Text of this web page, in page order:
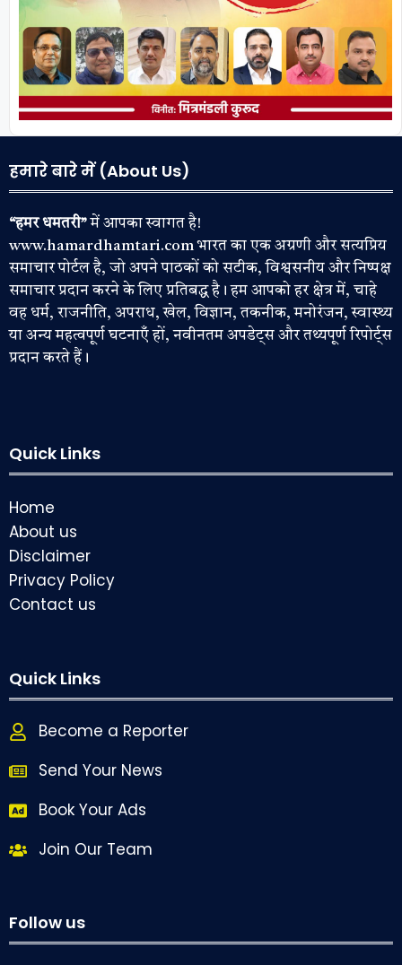
हमारे बारे में (About Us)
“हमर धमतरी”में आपका स्वागत है!
www.hamardhamtari.com भारत का एक अग्रणी और सत्यप्रिय
समाचार पोर्टल है, जो अपने पाठकों को सटीक, विश्वसनीय और निष्पक्ष
समाचार प्रदान करने के लिए प्रतिबद्ध है। हम आपको हर क्षेत्र में, चाहे
वह धर्म, राजनीति, अपराध, खेल, विज्ञान, तकनीक, मनोरंजन, स्वास्थ्य
या अन्य महत्वपूर्ण घटनाएँ हों, नवीनतम अपडेट्स और तथ्यपूर्ण रिपोर्ट्स
प्रदान करते हैं।
Quick Links
Home
About us
Disclaimer
Privacy Policy
Contact us
Quick Links
Become a Reporter
Send Your News
Book Your Ads
Join Our Team
Follow us